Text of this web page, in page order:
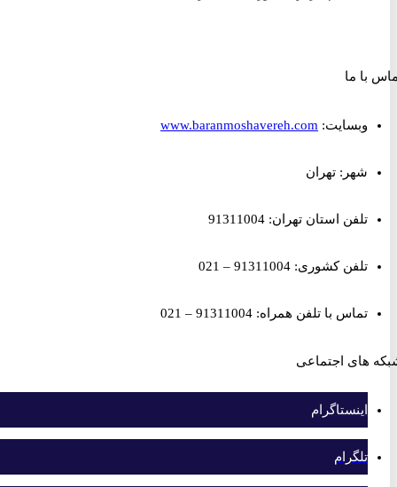
ما
وبسایت:www.baranmoshavereh.com
شهر: تهران
تلفن استان تهران: 91311004
تلفن کشوری: 91311004 – 021
تماس با تلفن همراه: 91311004 – 021
اجتماعی
اینستاگرام
تلگرام